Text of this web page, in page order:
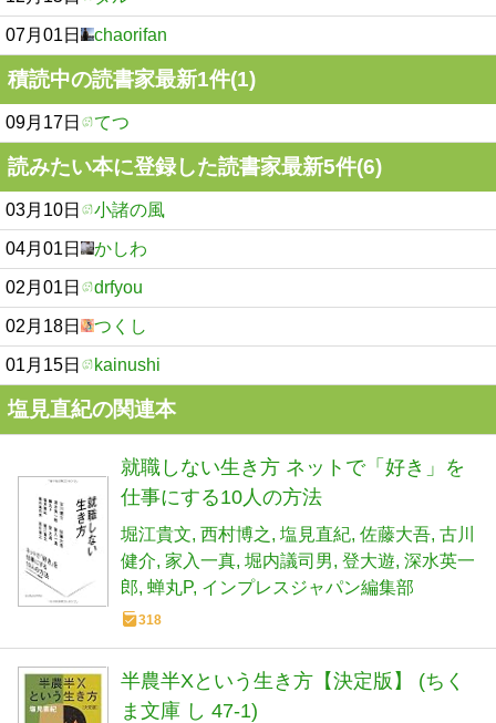
07月01日 chaorifan
積読中の読書家最新1件(1)
09月17日 てつ
読みたい本に登録した読書家最新5件(6)
03月10日 小諸の風
04月01日 かしわ
02月01日 drfyou
02月18日 つくし
01月15日 kainushi
塩見直紀の関連本
就職しない生き方 ネットで「好き」を
仕事にする10人の方法
堀江貴文 西村博之 塩見直紀 佐藤大吾 古川
健介 家入一真 堀内議司男 登大遊 深水英一
郎 蝉丸P インプレスジャパン編集部
318
半農半Xという生き方【決定版】 (ちく
ま文庫 し 47-1)